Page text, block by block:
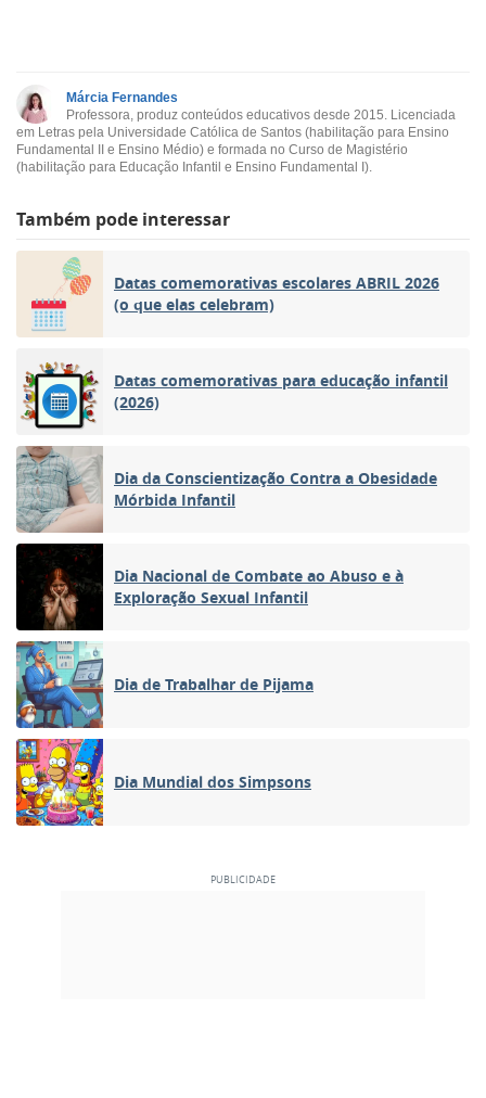
Márcia Fernandes
Professora, produz conteúdos educativos desde 2015. Licenciada
em Letras pela Universidade Católica de Santos (habilitação para Ensino
Fundamental II e Ensino Médio) e formada no Curso de Magistério
(habilitação para Educação Infantil e Ensino Fundamental I).
Também pode interessar
Datas comemorativas escolares ABRIL 2026
(o que elas celebram)
Datas comemorativas para educação infantil
(2026)
Dia da Conscientização Contra a Obesidade
Mórbida Infantil
Dia Nacional de Combate ao Abuso e à
Exploração Sexual Infantil
Dia de Trabalhar de Pijama
Dia Mundial dos Simpsons